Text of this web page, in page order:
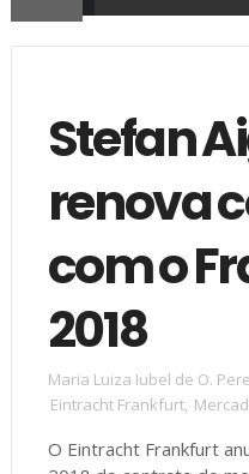
Stefan
renova
com o
2018
Maria Luiza Iubel de O.
Eintracht Frankfurt,
O Eintracht Frankfurt